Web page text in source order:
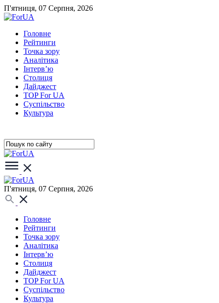
П'ятниця, 07 Серпня, 2026
Головне
Рейтинги
Точка зору
Аналітика
Інтерв’ю
Столиця
Дайджест
TOP For UA
Суспiльство
Культура
П'ятниця, 07 Серпня, 2026
Головне
Рейтинги
Точка зору
Аналітика
Інтерв’ю
Столиця
Дайджест
TOP For UA
Суспiльство
Культура